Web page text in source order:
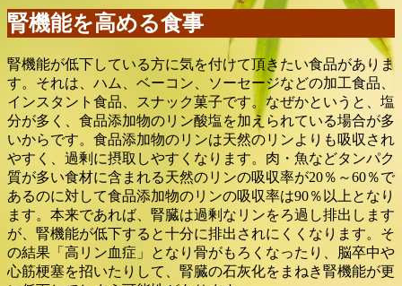
腎機能を高める食事
腎機能が低下している方に気を付けて頂きたい食品がありま
す。それは、ハム、ベーコン、ソーセージなどの加工食品、
インスタント食品、スナック菓子です。なぜかというと、塩
分が多く、食品添加物のリン酸塩を加えられている場合が多
いからです。食品添加物のリンは天然のリンよりも吸収され
やすく、過剰に摂取しやすくなります。肉・魚などタンパク
質が多い食材に含まれる天然のリンの吸収率が20％～60％で
あるのに対して食品添加物のリンの吸収率は90％以上となり
ます。本来であれば、腎臓は過剰なリンをろ過し排出します
が、腎機能が低下すると十分に排出されにくくなります。そ
の結果「高リン血症」となり骨がもろくなったり、脳卒中や
心筋梗塞を招いたりして、腎臓の石灰化をまねき腎機能が更